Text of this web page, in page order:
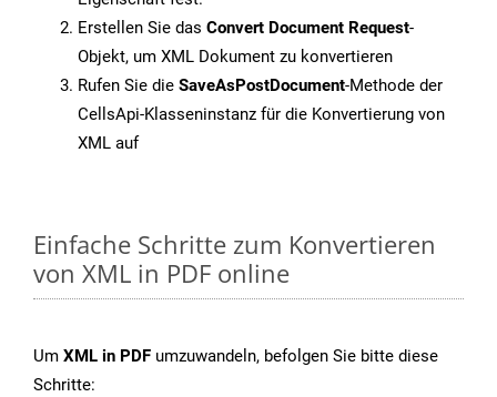
Erstellen Sie das Convert Document Request-
Objekt, um XML Dokument zu konvertieren
Rufen Sie die SaveAsPostDocument-Methode der
CellsApi-Klasseninstanz für die Konvertierung von
XML auf
Einfache Schritte zum Konvertieren
von XML in PDF online
Um XML in PDF umzuwandeln, befolgen Sie bitte diese
Schritte: